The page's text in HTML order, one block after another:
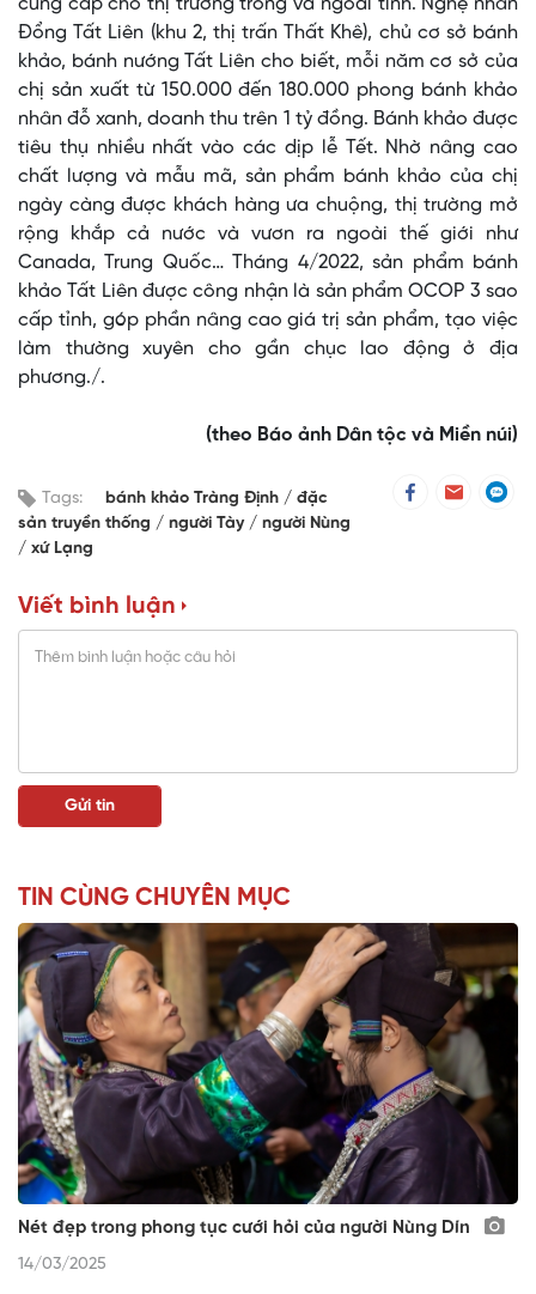
cung cấp cho thị trường trong và ngoài tỉnh. Nghệ nhân
Đổng Tất Liên (khu 2, thị trấn Thất Khê), chủ cơ sở bánh
khảo, bánh nướng Tất Liên cho biết, mỗi năm cơ sở của
chị sản xuất từ 150.000 đến 180.000 phong bánh khảo
nhân đỗ xanh, doanh thu trên 1 tỷ đồng. Bánh khảo được
tiêu thụ nhiều nhất vào các dịp lễ Tết. Nhờ nâng cao
chất lượng và mẫu mã, sản phẩm bánh khảo của chị
ngày càng được khách hàng ưa chuộng, thị trường mở
rộng khắp cả nước và vươn ra ngoài thế giới như
Canada, Trung Quốc… Tháng 4/2022, sản phẩm bánh
khảo Tất Liên được công nhận là sản phẩm OCOP 3 sao
cấp tỉnh, góp phần nâng cao giá trị sản phẩm, tạo việc
làm thường xuyên cho gần chục lao động ở địa
phương./.
(theo Báo ảnh Dân tộc và Miền núi)
Tags: bánh khảo Tràng Định
đặc
sản truyền thống
người Tày
người Nùng
xứ Lạng
Viết bình luận
TIN CÙNG CHUYÊN MỤC
Nét đẹp trong phong tục cưới hỏi của người Nùng Dín
14/03/2025